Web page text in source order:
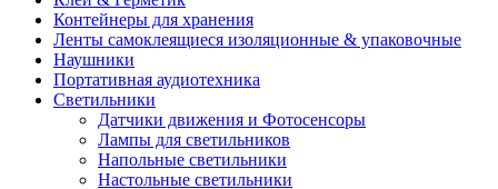
Контейнеры для хранения
Ленты самоклеящиеся изоляционные & упаковочные
Наушники
Портативная аудиотехника
Светильники
Датчики движения и Фотосенсоры
Лампы для светильников
Напольные светильники
Настольные светильники